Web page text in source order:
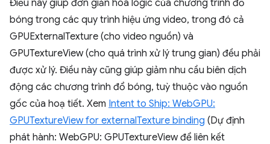
Điều này giúp đơn giản hoá logic của chương trình đổ
bóng trong các quy trình hiệu ứng video, trong đó cả
GPUExternalTexture (cho video nguồn) và
GPUTextureView (cho quá trình xử lý trung gian) đều phải
được xử lý. Điều này cũng giúp giảm nhu cầu biên dịch
động các chương trình đổ bóng, tuỳ thuộc vào nguồn
gốc của hoạ tiết. Xem Intent to Ship: WebGPU:
GPUTextureView for externalTexture binding (Dự định
phát hành: WebGPU: GPUTextureView để liên kết